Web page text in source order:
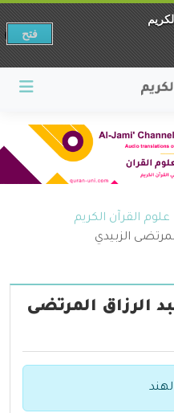
علوم القرآن الكريم
الزبيدي
الرزاق المرتضى
فتح